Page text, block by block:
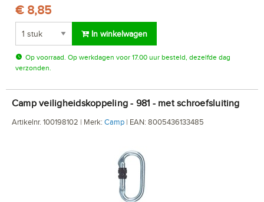
€ 8,85
In winkelwagen
Op voorraad. Op werkdagen voor 17.00 uur besteld, dezelfde dag
verzonden.
Camp veiligheidskoppeling - 981 - met schroefsluiting
Artikelnr. 100198102 | Merk: Camp | EAN: 8005436133485